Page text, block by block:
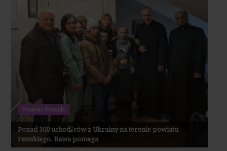
Powiat Rawski
Ponad 300 uchodźców z Ukrainy na terenie powiatu
rawskiego. Rawa pomaga